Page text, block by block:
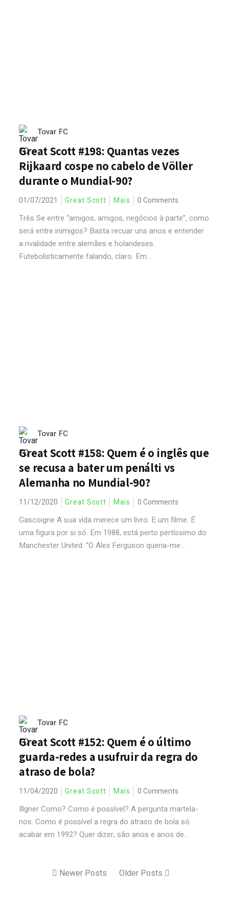
Tovar FC
Great Scott #198: Quantas vezes
Rijkaard cospe no cabelo de Völler
durante o Mundial-90?
01/07/2021 Great Scott Mais 0 Comments
Três Se entre “amigos, amigos, negócios à parte”, como
será entre inimigos? Basta recuar uns anos e entender
a rivalidade entre alemães e holandeses.
Futebolisticamente falando, claro. Em...
Tovar FC
Great Scott #158: Quem é o inglês que
se recusa a bater um penálti vs
Alemanha no Mundial-90?
11/12/2020 Great Scott Mais 0 Comments
Gascoigne A sua vida merece um livro. E um filme. É
uma figura por si só. Em 1988, está perto pertíssimo do
Manchester United. “O Alex Ferguson queria-me...
Tovar FC
Great Scott #152: Quem é o último
guarda-redes a usufruir da regra do
atraso de bola?
11/04/2020 Great Scott Mais 0 Comments
Illgner Como? Como é possível? A pergunta martela-
nos. Como é possível a regra do atraso de bola só
acabar em 1992? Quer dizer, são anos e anos de...
Newer Posts Older Posts